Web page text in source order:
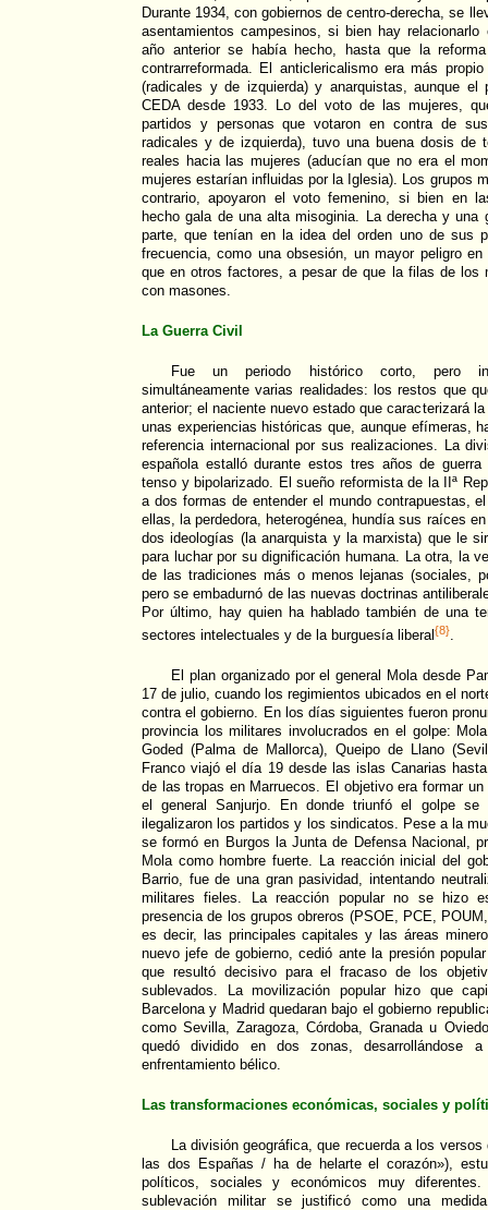
Durante 1934, con gobiernos de centro-derecha, se
asentamientos campesinos, si bien hay
año anterior se había hecho, hasta que la
contrarreformada. El anticlericalismo era más
(radicales y de izquierda) y anarquistas, aunque
CEDA desde 1933. Lo del voto de las mujeres,
partidos y personas que votaron en contra de
radicales y de izquierda), tuvo una buena dosis de
reales hacia las mujeres (aducían que no era el
mujeres estarían influidas por la Iglesia). Los grupos
contrario, apoyaron el voto femenino, si bien en
hecho gala de una alta misoginia. La derecha y una
parte, que tenían en la idea del orden uno de sus
frecuencia, como una obsesión, un mayor peligro
que en otros factores, a pesar de que la filas de los
con masones.
La Guerra Civil
Fue un periodo histórico corto, pero
simultáneamente varias realidades: los restos que
anterior; el naciente nuevo estado que caracterizará
unas experiencias históricas que, aunque efímeras,
referencia internacional por sus realizaciones. La
española estalló durante estos tres años de
tenso y bipolarizado. El sueño reformista de la IIª
a dos formas de entender el mundo contrapuestas,
ellas, la perdedora, heterogénea, hundía sus raíces
dos ideologías (la anarquista y la marxista) que le
para luchar por su dignificación humana. La otra, la
de las tradiciones más o menos lejanas (sociales,
pero se embadurnó de las nuevas doctrinas
Por último, hay quien ha hablado también de una
sectores intelectuales y de la burguesía liberal {8}
El plan organizado por el general Mola desde
17 de julio, cuando los regimientos ubicados en el
contra el gobierno. En los días siguientes fueron
provincia los militares involucrados en el golpe:
Goded (Palma de Mallorca), Queipo de Llano
Franco viajó el día 19 desde las islas Canarias
de las tropas en Marruecos. El objetivo era formar
el general Sanjurjo. En donde triunfó el golpe
ilegalizaron los partidos y los sindicatos. Pese a la
se formó en Burgos la Junta de Defensa Nacional,
Mola como hombre fuerte. La reacción inicial del
Barrio, fue de una gran pasividad, intentando
militares fieles. La reacción popular no se hizo
presencia de los grupos obreros (PSOE, PCE,
es decir, las principales capitales y las áreas
nuevo jefe de gobierno, cedió ante la presión
que resultó decisivo para el fracaso de los
sublevados. La movilización popular hizo que
Barcelona y Madrid quedaran bajo el gobierno
como Sevilla, Zaragoza, Córdoba, Granada u
quedó dividido en dos zonas,
enfrentamiento bélico.
Las transformaciones económicas, sociales y
La división geográfica, que recuerda a los
las dos Españas / ha de helarte el corazón»),
políticos, sociales y económicos muy
sublevación militar se justificó como una